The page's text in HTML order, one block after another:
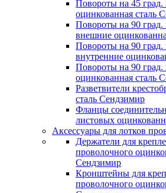
Повороты на 45 град.
оцинкованная сталь
Повороты на 90 град.
внешние
Повороты на 90 град.
внутренние
Повороты на 90 град.
оцинкованная сталь
Разветвители
сталь Сендзимир
Фланцы
листовых
Аксессуары для лотков
Держатели для
проволочного
Сендзимир
Кронштейны для
проволочного